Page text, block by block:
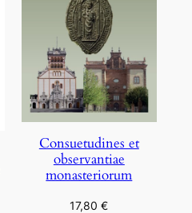
Consuetudines et
observantiae
monasteriorum
17,80€